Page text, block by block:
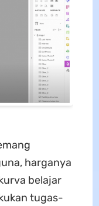
harganya
belajar
tugas-